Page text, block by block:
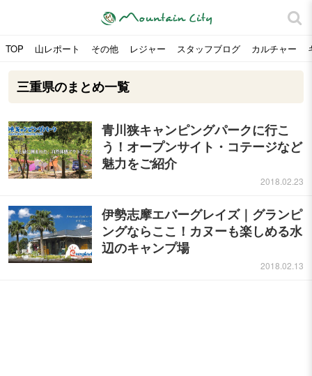
TOP 山レポート その他 レジャー スタッフブログ カルチャー
三重県のまとめ一覧
青川狭キャンピングパークに行こ
う！オープンサイト・コテージなど
魅力をご紹介
2018.02.23
伊勢志摩エバーグレイズ｜グランピ
ングならここ！カヌーも楽しめる水
辺のキャンプ場
2018.02.13